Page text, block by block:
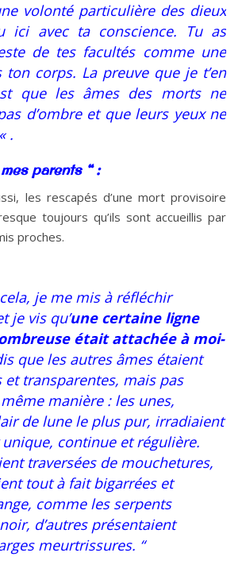
volonté particulière des dieux
ici avec ta conscience. Tu as
de tes facultés comme une
ton corps. La preuve que je t’en
que les âmes des morts ne
d’ombre et que leurs yeux ne
.
parents “ :
les rescapés d’une mort provisoire
toujours qu’ils sont accueillis par
proches.
je me mis à réfléchir
je vis qu’une certaine ligne
était attachée à moi-
que les autres âmes étaient
et transparentes, mais pas
manière : les unes,
de lune le plus pur, irradiaient
continue et régulière.
traversées de mouchetures,
tout à fait bigarrées et
comme les serpents
d’autres présentaient
meurtrissures. “